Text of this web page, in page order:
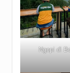
Ngopi di